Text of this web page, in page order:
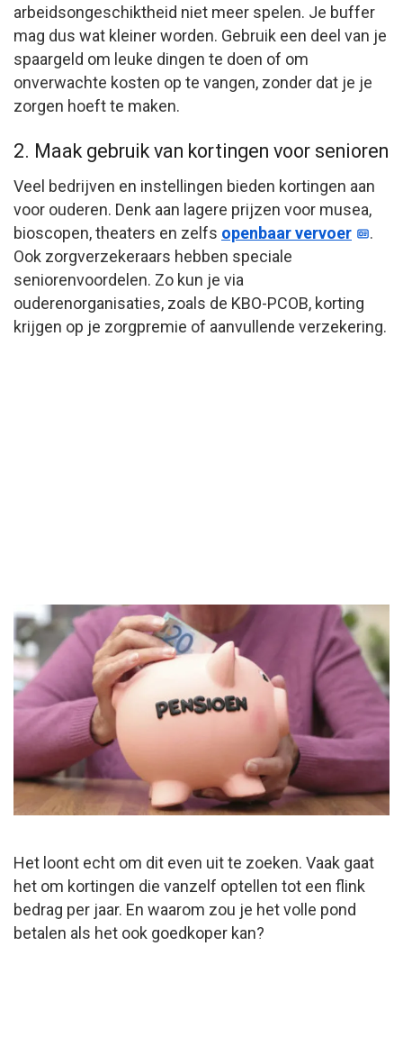
arbeidsongeschiktheid niet meer spelen. Je buffer
mag dus wat kleiner worden. Gebruik een deel van je
spaargeld om leuke dingen te doen of om
onverwachte kosten op te vangen, zonder dat je je
zorgen hoeft te maken.
2. Maak gebruik van kortingen voor senioren
Veel bedrijven en instellingen bieden kortingen aan
voor ouderen. Denk aan lagere prijzen voor musea,
bioscopen, theaters en zelfs openbaar vervoer
.
Ook zorgverzekeraars hebben speciale
seniorenvoordelen. Zo kun je via
ouderenorganisaties, zoals de KBO-PCOB, korting
krijgen op je zorgpremie of aanvullende verzekering.
Het loont echt om dit even uit te zoeken. Vaak gaat
het om kortingen die vanzelf optellen tot een flink
bedrag per jaar. En waarom zou je het volle pond
betalen als het ook goedkoper kan?